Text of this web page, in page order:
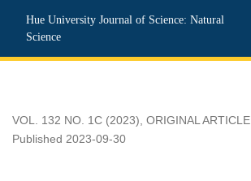
Hue University Journal of Science: Natural
Science
VOL. 132 NO. 1C (2023), ORIGINAL ARTICLE
Published 2023-09-30